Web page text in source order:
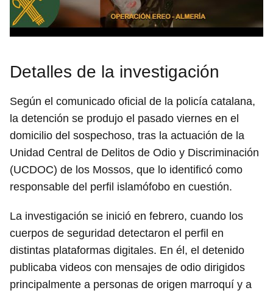
Detalles de la investigación
Según el comunicado oficial de la policía catalana,
la detención se produjo el pasado viernes en el
domicilio del sospechoso, tras la actuación de la
Unidad Central de Delitos de Odio y Discriminación
(UCDOC) de los Mossos, que lo identificó como
responsable del perfil islamófobo en cuestión.
La investigación se inició en febrero, cuando los
cuerpos de seguridad detectaron el perfil en
distintas plataformas digitales. En él, el detenido
publicaba videos con mensajes de odio dirigidos
principalmente a personas de origen marroquí y a